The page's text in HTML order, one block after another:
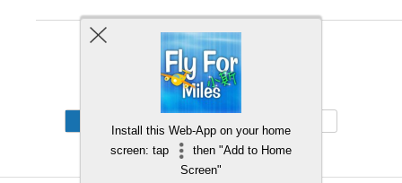
Back to top
Install this Web-App on your home
screen: tap
then "Add to Home
Screen"